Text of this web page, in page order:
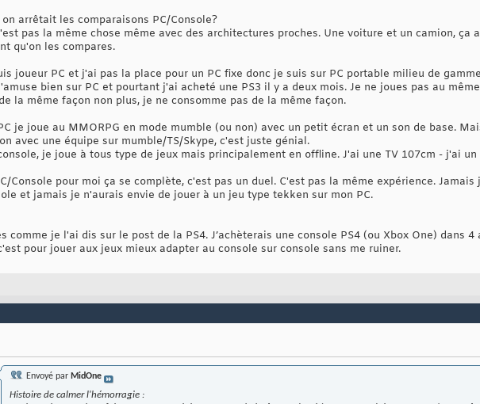
on arrêtait les comparaisons PC/Console?
pas la même chose même avec des architectures proches. Une voiture et un camion, ça
qu'on les compares.
joueur PC et j'ai pas la place pour un PC fixe donc je suis sur PC portable milieu de
bien sur PC et pourtant j'ai acheté une PS3 il y a deux mois. Je ne joues pas au
la même façon non plus, je ne consomme pas de la même façon.
je joue au MMORPG en mode mumble (ou non) avec un petit écran et un son de base.
avec une équipe sur mumble/TS/Skype, c'est juste génial.
je joue à tous type de jeux mais principalement en offline. J'ai une TV 107cm - j'ai
Console pour moi ça se complète, c'est pas un duel. C'est pas la même expérience.
et jamais je n'aurais envie de jouer à un jeu type tekken sur mon PC.
comme je l'ai dis sur le post de la PS4. J’achèterais une console PS4 (ou Xbox One) dans
pour jouer aux jeux mieux adapter au console sur console sans me ruiner.
Envoyé par MidOne
Histoire de calmer l'hémorragie :